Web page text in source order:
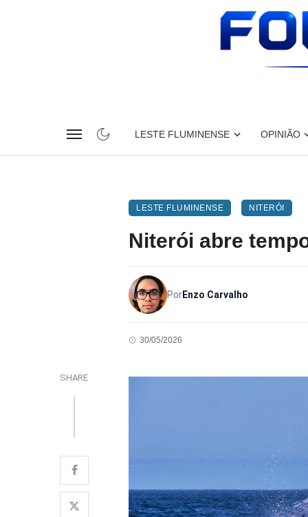
LESTE FLUMINENSE OPINIÃO
LESTE FLUMINENSE NITERÓI
Niterói abre
PorEnzo Carvalho
30/05/2026
SHARE